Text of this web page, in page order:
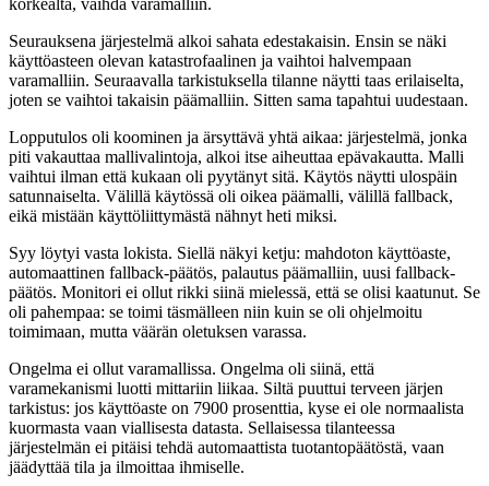
korkealta, vaihda varamalliin.
Seurauksena järjestelmä alkoi sahata edestakaisin. Ensin se näki
käyttöasteen olevan katastrofaalinen ja vaihtoi halvempaan
varamalliin. Seuraavalla tarkistuksella tilanne näytti taas erilaiselta,
joten se vaihtoi takaisin päämalliin. Sitten sama tapahtui uudestaan.
Lopputulos oli koominen ja ärsyttävä yhtä aikaa: järjestelmä, jonka
piti vakauttaa mallivalintoja, alkoi itse aiheuttaa epävakautta. Malli
vaihtui ilman että kukaan oli pyytänyt sitä. Käytös näytti ulospäin
satunnaiselta. Välillä käytössä oli oikea päämalli, välillä fallback,
eikä mistään käyttöliittymästä nähnyt heti miksi.
Syy löytyi vasta lokista. Siellä näkyi ketju: mahdoton käyttöaste,
automaattinen fallback-päätös, palautus päämalliin, uusi fallback-
päätös. Monitori ei ollut rikki siinä mielessä, että se olisi kaatunut. Se
oli pahempaa: se toimi täsmälleen niin kuin se oli ohjelmoitu
toimimaan, mutta väärän oletuksen varassa.
Ongelma ei ollut varamallissa. Ongelma oli siinä, että
varamekanismi luotti mittariin liikaa. Siltä puuttui terveen järjen
tarkistus: jos käyttöaste on 7900 prosenttia, kyse ei ole normaalista
kuormasta vaan viallisesta datasta. Sellaisessa tilanteessa
järjestelmän ei pitäisi tehdä automaattista tuotantopäätöstä, vaan
jäädyttää tila ja ilmoittaa ihmiselle.